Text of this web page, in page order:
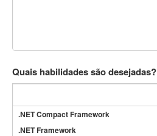
Quais habilidades são desejadas?
.NET Compact Framework
.NET Framework